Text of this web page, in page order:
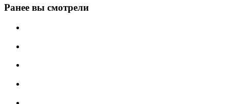
Ранее вы смотрели